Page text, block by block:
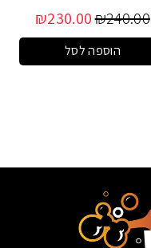
₪240.00
₪230.00
הוספה לסל